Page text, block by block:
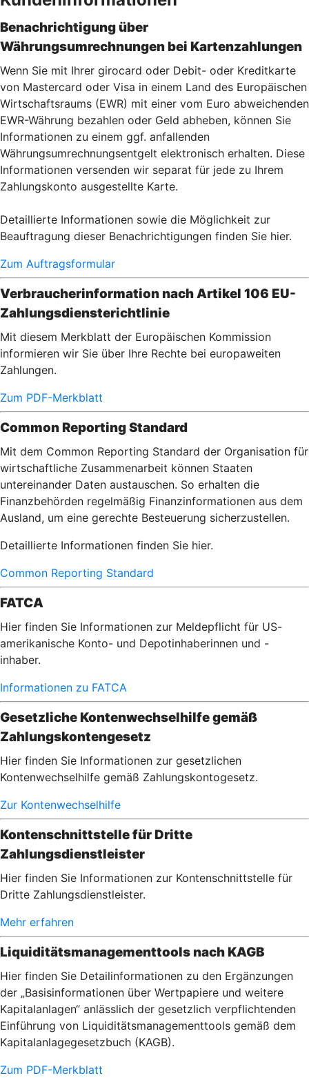
Benachrichtigung über
Währungsumrechnungen bei Kartenzahlungen
Wenn Sie mit Ihrer girocard oder Debit- oder Kreditkarte
von Mastercard oder Visa in einem Land des Europäischen
Wirtschaftsraums (EWR) mit einer vom Euro abweichenden
EWR-Währung bezahlen oder Geld abheben, können Sie
Informationen zu einem ggf. anfallenden
Währungsumrechnungsentgelt elektronisch erhalten. Diese
Informationen versenden wir separat für jede zu Ihrem
Zahlungskonto ausgestellte Karte.
Detaillierte Informationen sowie die Möglichkeit zur
Beauftragung dieser Benachrichtigungen finden Sie hier.
Zum Auftragsformular
Verbraucherinformation nach Artikel 106 EU-
Zahlungsdiensterichtlinie
Mit diesem Merkblatt der Europäischen Kommission
informieren wir Sie über Ihre Rechte bei europaweiten
Zahlungen.
Zum PDF-Merkblatt
Common Reporting Standard
Mit dem Common Reporting Standard der Organisation für
wirtschaftliche Zusammenarbeit können Staaten
untereinander Daten austauschen. So erhalten die
Finanzbehörden regelmäßig Finanzinformationen aus dem
Ausland, um eine gerechte Besteuerung sicherzustellen.
Detaillierte Informationen finden Sie hier.
Common Reporting Standard
FATCA
Hier finden Sie Informationen zur Meldepflicht für US-
amerikanische Konto- und Depotinhaberinnen und -
inhaber.
Informationen zu FATCA
Gesetzliche Kontenwechselhilfe gemäß
Zahlungskontengesetz
Hier finden Sie Informationen zur gesetzlichen
Kontenwechselhilfe gemäß Zahlungskontogesetz.
Zur Kontenwechselhilfe
Kontenschnittstelle für Dritte
Zahlungsdienstleister
Hier finden Sie Informationen zur Kontenschnittstelle für
Dritte Zahlungsdienstleister.
Mehr erfahren
Liquiditätsmanagementtools nach KAGB
Hier finden Sie Detailinformationen zu den Ergänzungen
der „Basisinformationen über Wertpapiere und weitere
Kapitalanlagen“ anlässlich der gesetzlich verpflichtenden
Einführung von Liquiditätsmanagementtools gemäß dem
Kapitalanlagegesetzbuch (KAGB).
Zum PDF-Merkblatt